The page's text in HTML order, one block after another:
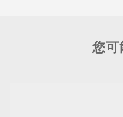
您可